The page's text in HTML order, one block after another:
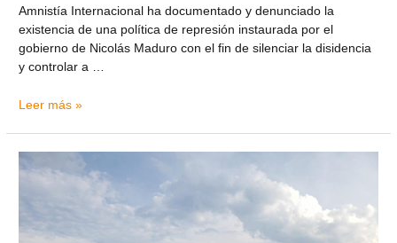
Amnistía Internacional ha documentado y denunciado la
existencia de una política de represión instaurada por el
gobierno de Nicolás Maduro con el fin de silenciar la disidencia
y controlar a …
Leer más »